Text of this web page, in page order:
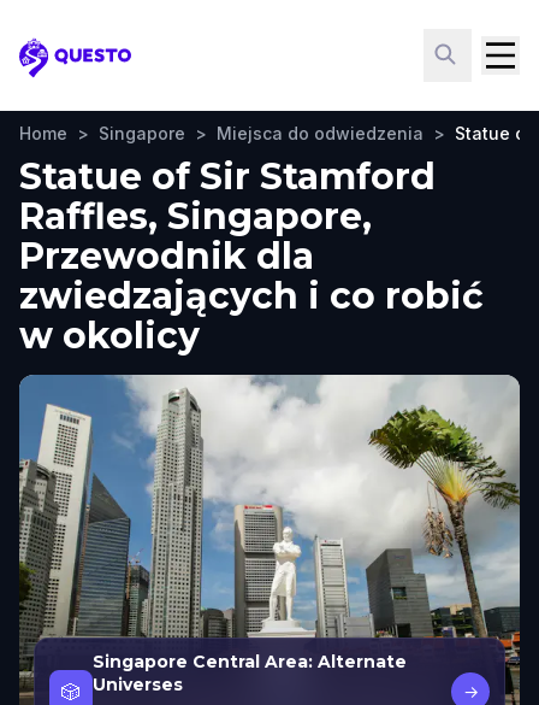
Questo
Home > Singapore > Miejsca do odwiedzenia > Statue of
Statue of Sir Stamford
Raffles, Singapore,
Przewodnik dla
zwiedzających i co robić
w okolicy
🎲
Singapore Central Area: Alternate
Universes
→